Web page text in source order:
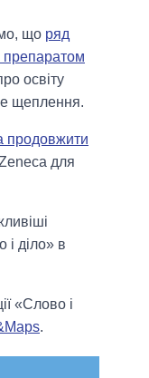
що ряд
препаратом
освіту
щеплення.
продовжити
для
і діло» в
«Слово і
.